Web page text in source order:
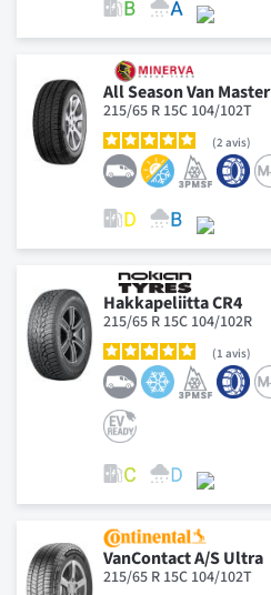
All Season Van Master
215/65 R 15C 104/102T
2 avis
Hakkapeliitta CR4
215/65 R 15C 104/102R
1 avis
VanContact A/S Ultra
215/65 R 15C 104/102T